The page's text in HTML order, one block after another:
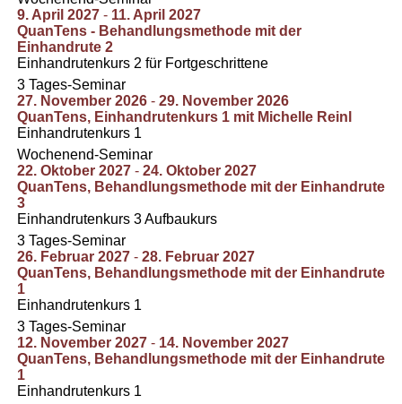
9. April 2027 - 11. April 2027
QuanTens - Behandlungsmethode mit der
Einhandrute 2
Einhandrutenkurs 2 für Fortgeschrittene
3 Tages-Seminar
27. November 2026 - 29. November 2026
QuanTens, Einhandrutenkurs 1 mit Michelle Reinl
Einhandrutenkurs 1
Wochenend-Seminar
22. Oktober 2027 - 24. Oktober 2027
QuanTens, Behandlungsmethode mit der Einhandrute
3
Einhandrutenkurs 3 Aufbaukurs
3 Tages-Seminar
26. Februar 2027 - 28. Februar 2027
QuanTens, Behandlungsmethode mit der Einhandrute
1
Einhandrutenkurs 1
3 Tages-Seminar
12. November 2027 - 14. November 2027
QuanTens, Behandlungsmethode mit der Einhandrute
1
Einhandrutenkurs 1